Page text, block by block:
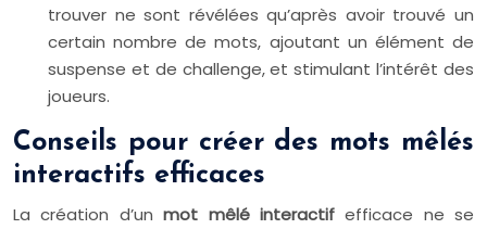
trouver ne sont révélées qu’après avoir trouvé un
certain nombre de mots, ajoutant un élément de
suspense et de challenge, et stimulant l’intérêt des
joueurs.
Conseils pour créer des mots mêlés
interactifs efficaces
La création d’unmot mêlé interactifefficace ne se